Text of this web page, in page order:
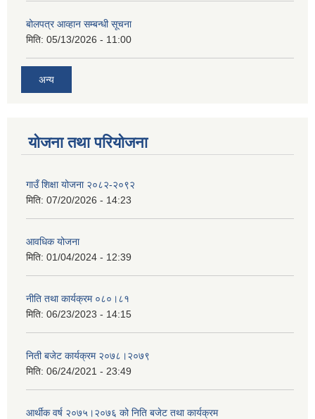
बोलपत्र आव्हान सम्बन्धी सूचना
मिति: 05/13/2026 - 11:00
अन्य
योजना तथा परियोजना
गाउँ शिक्षा योजना २०८२-२०९२
मिति: 07/20/2026 - 14:23
आवधिक योजना
मिति: 01/04/2024 - 12:39
नीति तथा कार्यक्रम ०८०।८१
मिति: 06/23/2023 - 14:15
निती बजेट कार्यक्रम २०७८।२०७९
मिति: 06/24/2021 - 23:49
आर्थीक वर्ष २०७५।२०७६ को निति बजेट तथा कार्यक्रम